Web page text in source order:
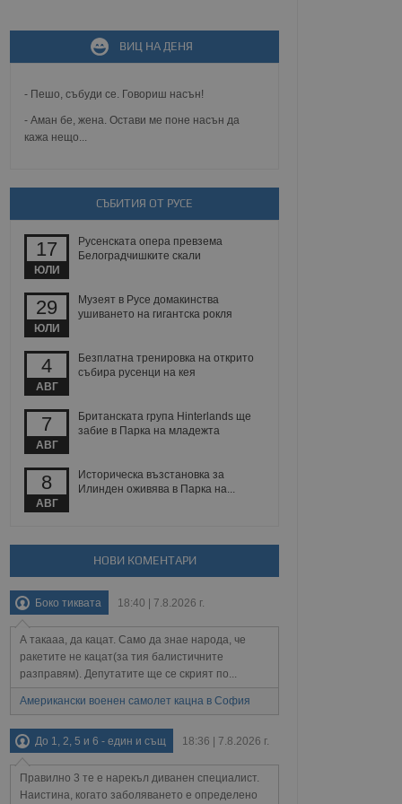
ВИЦ НА ДЕНЯ
- Пешо, събуди се. Говориш насън!
- Аман бе, жена. Остави ме поне насън да
кажа нещо...
СЪБИТИЯ ОТ РУСЕ
17
ЮЛИ
Русенската опера превзема
Белоградчишките скали
29
ЮЛИ
Музеят в Русе домакинства
ушиването на гигантска рокля
4
АВГ
Безплатна тренировка на открито
събира русенци на кея
7
АВГ
Британската група Hinterlands ще
забие в Парка на младежта
8
АВГ
Историческа възстановка за
Илинден оживява в Парка на...
НОВИ КОМЕНТАРИ
Боко тиквата 18:40 | 7.8.2026 г.
А такааа, да кацат. Само да знае народа, че
ракетите не кацат(за тия балистичните
разправям). Депутатите ще се скрият по...
Американски военен самолет кацна в София
До 1, 2, 5 и 6 - един и същ 18:36 | 7.8.2026 г.
Правилно 3 те е нарекъл диванен специалист.
Наистина, когато заболяването е определено
зададена от уеб
MVC
известно като
Той не съдържа
при затваряне
на съгласието на
за съгласието
политики и
че техните
сесии.
между хората
за да се правят
уебсайт.
на
на бисквитките,
и
и предоставя
използва
потребител може
поведение и
на сайта. Тя
с
на
на сайта.
взаимодействия
и потребителския
събиране на данни
за
се
данни,
на посещенията,
били заредени.
опит.
на прегледи на
на
тя може
новата или
на сайта. Тя
която е
в целия
на социалните
Описание